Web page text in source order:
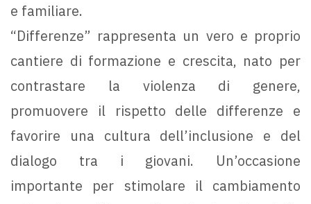
e familiare.
“Differenze” rappresenta un vero e proprio
cantiere di formazione e crescita, nato per
contrastare la violenza di genere,
promuovere il rispetto delle differenze e
favorire una cultura dell’inclusione e del
dialogo tra i giovani. Un’occasione
importante per stimolare il cambiamento